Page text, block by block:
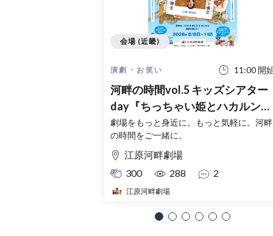
演劇・お笑い 11:00 開
河畔の時間vol.5 キッズシアター
day『ちっちゃい姫とハカルン博
士』『ちっちゃい姫とユレルン
士』 −夏休み２本立て公演−
劇場をもっと身近に。もっと気軽に。河畔
の時間をご一緒に。
江原河畔劇場
300
288 2
江原河畔劇場
会場 (近畿)